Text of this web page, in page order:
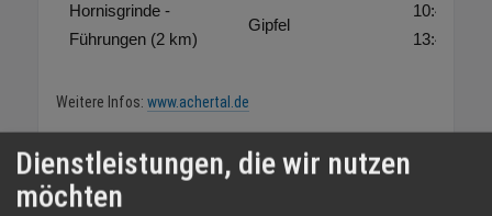
Hornisgrinde -
Führungen (2 km)
Gipfel
10:45 &
13:45
Weitere Infos: www.achertal.de
Kurz zusammengefasste FAQ
Dienstleistungen, die wir nutzen
möchten